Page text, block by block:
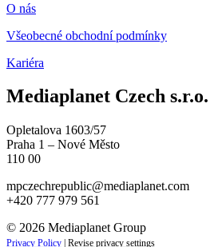
O nás
Všeobecné obchodní podmínky
Kariéra
Mediaplanet Czech s.r.o.
Opletalova 1603/57
Praha 1 – Nové Město
110 00
mpczechrepublic@mediaplanet.com
+420 777 979 561
© 2026 Mediaplanet Group
Privacy Policy Revise privacy settings